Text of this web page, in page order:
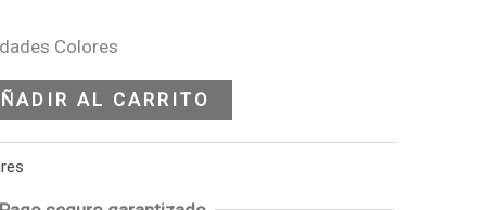
Colores
AL CARRITO